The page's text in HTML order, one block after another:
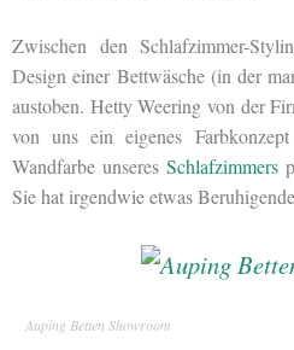
Zwischen den Schlafzimmer-
Design einer Bettwäsche (in der
austoben. Hetty Weering von der
von uns ein eigenes
Wandfarbe unseresSchlafzimmers
Sie hat irgendwie etwas
Auping Betten Showroom